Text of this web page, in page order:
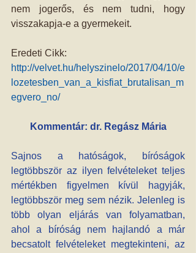
nem jogerős, és nem tudni, hogy
visszakapja-e a gyermekeit.
Eredeti Cikk:
http://velvet.hu/helyszinelo/2017/04/10/e
lozetesben_van_a_kisfiat_brutalisan_m
egvero_no/
Kommentár: dr. Regász Mária
Sajnos a hatóságok, bíróságok
legtöbbször az ilyen felvételeket teljes
mértékben figyelmen kívül hagyják,
legtöbbször meg sem nézik. Jelenleg is
több olyan eljárás van folyamatban,
ahol a bíróság nem hajlandó a már
becsatolt felvételeket megtekinteni, az